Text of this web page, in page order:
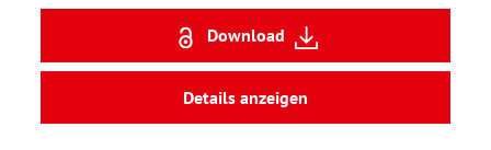
Download
Details anzeigen